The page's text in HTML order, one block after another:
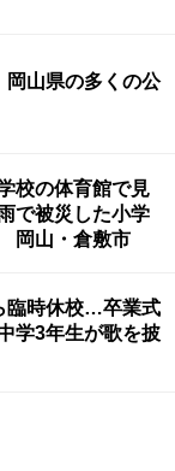
岡山県の多くの公
校の体育館で見
で被災した小学
岡山・倉敷市
臨時休校…卒業式
学3年生が歌を披